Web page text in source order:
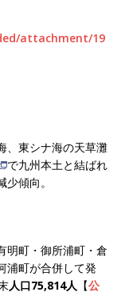
attachment/19
、東シナ海の天草灘
で九州本土と結ばれ
傾向。
明町・御所浦町・倉
浦町が合併して発
人口75,814人 【公